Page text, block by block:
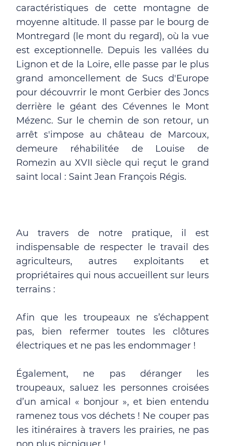
caractéristiques de cette montagne de
moyenne altitude. Il passe par le bourg de
Montregard (le mont du regard), où la vue
est exceptionnelle. Depuis les vallées du
Lignon et de la Loire, elle passe par le plus
grand amoncellement de Sucs d'Europe
pour découvrrir le mont Gerbier des Joncs
derrière le géant des Cévennes le Mont
Mézenc. Sur le chemin de son retour, un
arrêt s'impose au château de Marcoux,
demeure réhabilitée de Louise de
Romezin au XVII siècle qui reçut le grand
saint local : Saint Jean François Régis.
Au travers de notre pratique, il est
indispensable de respecter le travail des
agriculteurs, autres exploitants et
propriétaires qui nous accueillent sur leurs
terrains :
Afin que les troupeaux ne s’échappent
pas, bien refermer toutes les clôtures
électriques et ne pas les endommager !
Également, ne pas déranger les
troupeaux, saluez les personnes croisées
d’un amical « bonjour », et bien entendu
ramenez tous vos déchets ! Ne couper pas
les itinéraires à travers les prairies, ne pas